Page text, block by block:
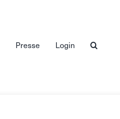
Presse Login